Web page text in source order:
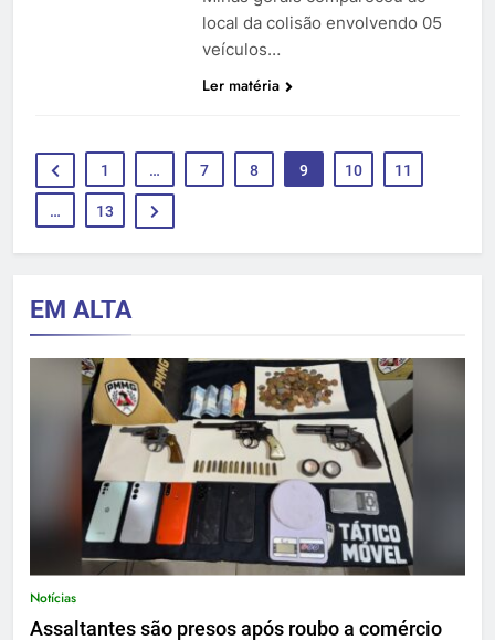
local da colisão envolvendo 05
veículos…
Ler matéria
1 … 7 8 9 10 11
… 13
EM ALTA
Notícias
Assaltantes são presos após roubo a comércio